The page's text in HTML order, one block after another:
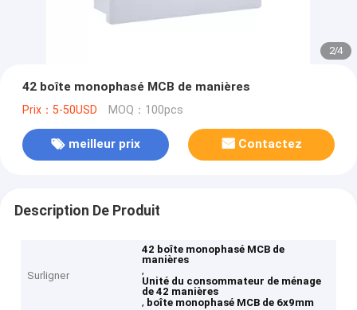
2/4
42 boîte monophasé MCB de manières
Prix：5-50USD MOQ：100pcs
meilleur prix Contactez
Description De Produit
Surligner
42 boîte monophasé MCB de
manières
,
Unité du consommateur de ménage
de 42 manières
, boîte monophasé MCB de 6x9mm